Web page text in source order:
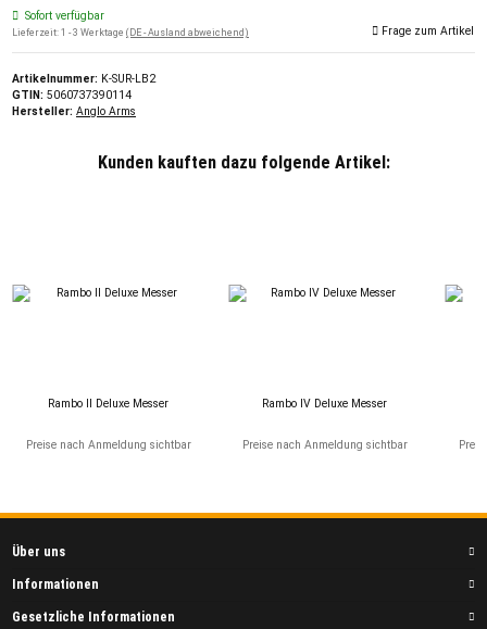
Sofort verfügbar
Lieferzeit: 1 - 3 Werktage (DE - Ausland abweichend) Frage zum Artikel
Artikelnummer: K-SUR-LB2
GTIN: 5060737390114
Hersteller: Anglo Arms
Kunden kauften dazu folgende Artikel:
Rambo II Deluxe Messer
Preise nach Anmeldung sichtbar
Rambo IV Deluxe Messer
Preise nach Anmeldung sichtbar
Über uns
Informationen
Gesetzliche Informationen